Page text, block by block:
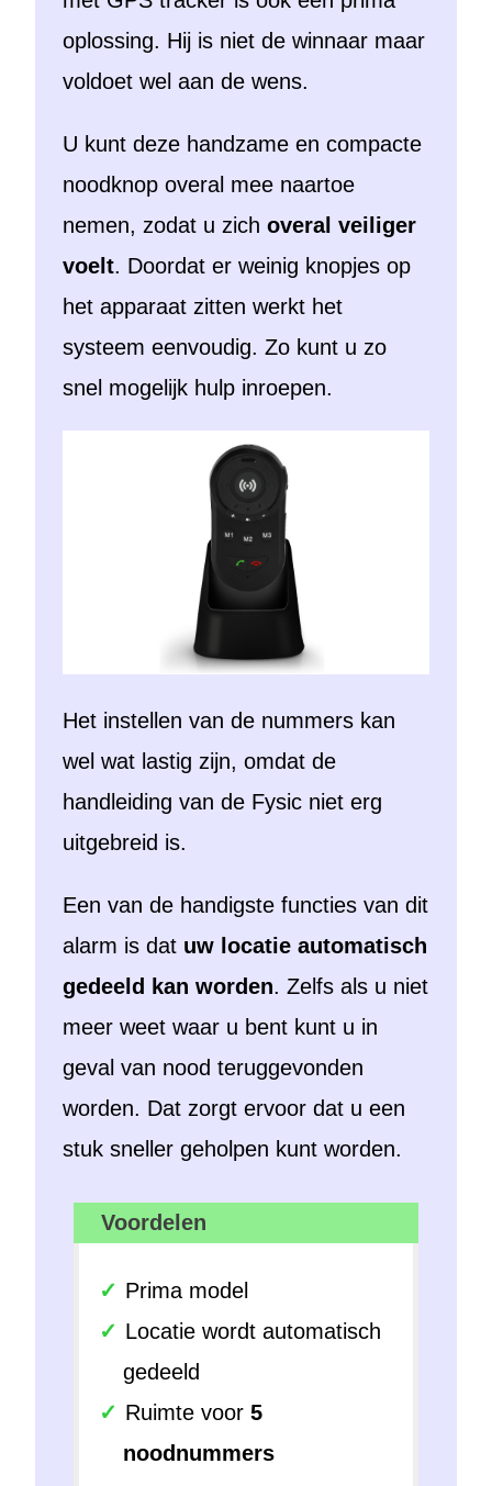
oplossing. Hij is niet de winnaar maar
voldoet wel aan de wens.
U kunt deze handzame en compacte
noodknop overal mee naartoe
nemen, zodat u zichoveral veiliger
voelt. Doordat er weinig knopjes op
het apparaat zitten werkt het
systeem eenvoudig. Zo kunt u zo
snel mogelijk hulp inroepen.
Het instellen van de nummers kan
wel wat lastig zijn, omdat de
handleiding van de Fysic niet erg
uitgebreid is.
Een van de handigste functies van dit
alarm is dat uw locatie automatisch
gedeeld kan worden. Zelfs als u niet
meer weet waar u bent kunt u in
geval van nood teruggevonden
worden. Dat zorgt ervoor dat u een
stuk sneller geholpen kunt worden.
Voordelen
Prima model
Locatie wordt automatisch
gedeeld
Ruimte voor5
noodnummers